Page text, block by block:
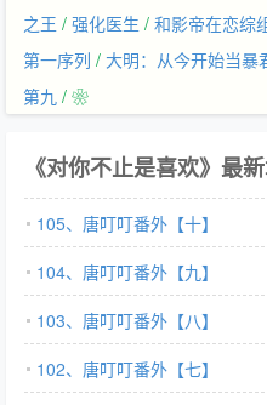
之王 / 强化医生 / 和影帝在恋综
第一序列 / 大明：从今开始当暴
第九 / ❀
《对你不止是喜欢》最
105、唐叮叮番外【十】
104、唐叮叮番外【九】
103、唐叮叮番外【八】
102、唐叮叮番外【七】